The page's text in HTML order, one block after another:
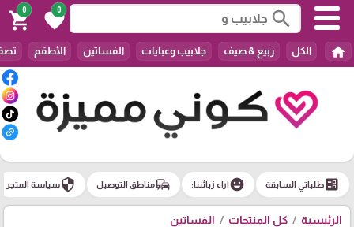
search
0
favorite
0
shopping_cart
home الكل ربيع & صيف جلابيب وعبايات الفساتين الأطقم
ballotطلباتي السابقة emoji_emotionsآراء زبائننا: commuteمناطق التوصيل securityسياسة المتجر
الرئيسية كل المنتجات الفساتين